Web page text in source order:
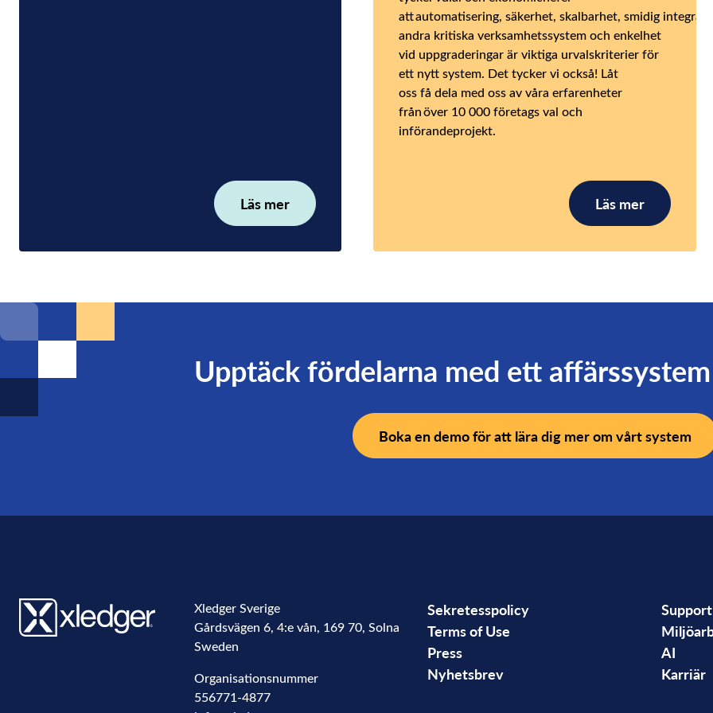
Läs mer
att automatisering, säkerhet, skalbarhet, smidig
andra kritiska verksamhetssystem och enkelhet
vid uppgraderingar är viktiga urvalskriterier för
ett nytt system. Det tycker vi också! Låt
oss få dela med oss av våra erfarenheter
från över 10 000 företags val och
införandeprojekt.
Läs mer
Upptäck fördelarna med ett
Boka en demo för att lära dig mer om vårt system
Xledger Sverige
Gårdsvägen 6, 4:e vån, 169 70, Solna
Sweden
Organisationsnummer
556771-4877
Sekretesspolicy
Terms of Use
Press
Nyhetsbrev
Support
AI
Karriär